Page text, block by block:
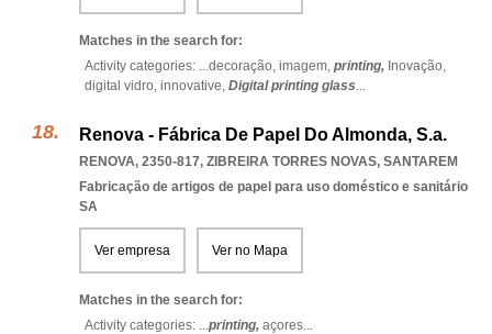
Matches in the search for:
Activity categories: ...decoração, imagem, printing, Inovação,
digital vidro, innovative, Digital printing glass...
Renova - Fábrica De Papel Do Almonda, S.a.
RENOVA, 2350-817, ZIBREIRA TORRES NOVAS, SANTAREM
Fabricação de artigos de papel para uso doméstico e sanitário
SA
Ver empresa Ver no Mapa
Matches in the search for:
Activity categories: ...printing, açores...